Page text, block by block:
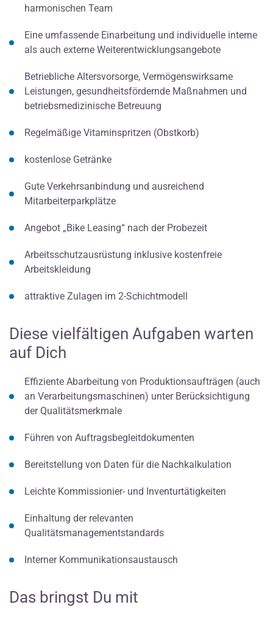
harmonischen Team
Eine umfassende Einarbeitung und individuelle interne
als auch externe Weiterentwicklungsangebote
Betriebliche Altersvorsorge, Vermögenswirksame
Leistungen, gesundheitsfördernde Maßnahmen und
betriebsmedizinische Betreuung
Regelmäßige Vitaminspritzen (Obstkorb)
kostenlose Getränke
Gute Verkehrsanbindung und ausreichend
Mitarbeiterparkplätze
Angebot „Bike Leasing“ nach der Probezeit
Arbeitsschutzausrüstung inklusive kostenfreie
Arbeitskleidung
attraktive Zulagen im 2-Schichtmodell
Diese vielfältigen Aufgaben warten
auf Dich
Effiziente Abarbeitung von Produktionsaufträgen (auch
an Verarbeitungsmaschinen) unter Berücksichtigung
der Qualitätsmerkmale
Führen von Auftragsbegleitdokumenten
Bereitstellung von Daten für die Nachkalkulation
Leichte Kommissionier- und Inventurtätigkeiten
Einhaltung der relevanten
Qualitätsmanagementstandards
Interner Kommunikationsaustausch
Das bringst Du mit